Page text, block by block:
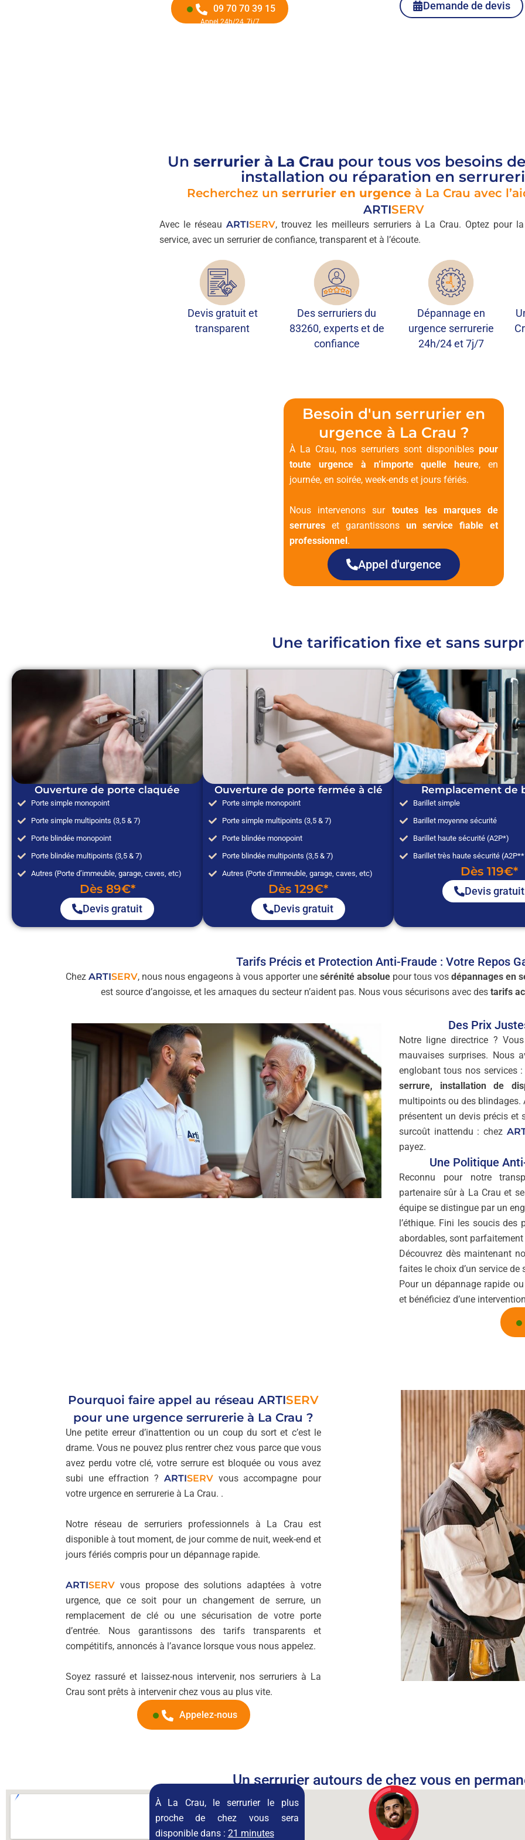
09 70 70 39 15
Appel 24h/24, 7j/7
Demande de devis
Un serrurier à La Crau pour tous vos besoins
installation ou réparation en
Recherchez un serrurier en urgence à La Crau avec
ARTISERV
Avec le réseau ARTISERV, trouvez les meilleurs serruriers à La Crau. Optez pour
service, avec un serrurier de confiance, transparent et à l’écoute.
Devis gratuit et
transparent
Des serruriers du
83260, experts et de
confiance
Dépannage en
urgence serrurerie
24h/24 et 7j/7
Besoin d'un serrurier en
urgence à La Crau ?
À La Crau, nos serruriers sont disponiblespour
toute urgence
à n’importe quelle heure, en
journée, en soirée, week-ends et jours fériés.
Nous intervenons sur toutes les marques de
serrureset garantissons un service fiable et
professionnel.
Appel d'urgence
Une tarification fixe et sans
Ouverture de porte claquée
Porte simple monopoint
Porte simple multipoints (3,5 & 7)
Porte blindée monopoint
Porte blindée multipoints (3,5 & 7)
Autres (Porte d’immeuble, garage, caves, etc)
Dès 89€*
Devis gratuit
Ouverture de porte fermée à clé
Porte simple monopoint
Porte simple multipoints (3,5 & 7)
Porte blindée monopoint
Porte blindée multipoints (3,5 & 7)
Autres (Porte d’immeuble, garage, caves, etc)
Dès 129€*
Devis gratuit
Remplacement de
Barillet simple
Barillet moyenne sécurité
Barillet haute sécurité (A2P*)
Barillet très haute sécurité
Dès 119€*
Devis gratuit
Tarifs Précis et Protection Anti-Fraude : Votre Repos
Chez ARTISERV, nous nous engageons à vous apporter une sérénité absoluepour tous vos dépannages en
est source d’angoisse, et les arnaques du secteur n’aident pas. Nous vous sécurisons avec des tarifs
Des Prix
Notre ligne directrice ?
mauvaises surprises. Nous
englobant tous nos services
serrure, installation de
multipoints ou des blindages.
présentent un devis précis et
surcoût inattendu : chez
payez.
Une Politique
Reconnu pour notre
partenaire sûr à La Crau et
équipe se distingue par un
l’éthique. Fini les soucis
abordables, sont
Découvrez dès maintenant
faites le choix d’un service de
Pour un dépannage rapide
et bénéficiez d’une
Pourquoi faire appel au réseau ARTISERV
pour une urgence serrurerie à La Crau ?
Une petite erreur d’inattention ou un coup du sort et c’est le
drame. Vous ne pouvez plus rentrer chez vous parce que vous
avez perdu votre clé, votre serrure est bloquée ou vous avez
subi une effraction ? ARTISERVvous accompagne pour
votre urgence en serrurerie à La Crau. .
Notre réseau de serruriers professionnels à La Crau est
disponible à tout moment, de jour comme de nuit, week-end et
jours fériés compris pour un dépannage rapide.
ARTISERV vous propose des solutions adaptées à votre
urgence, que ce soit pour un changement de serrure, un
remplacement de clé ou une sécurisation de votre porte
d’entrée. Nous garantissons des tarifs transparents et
compétitifs, annoncés à l’avance lorsque vous nous appelez.
Soyez rassuré et laissez-nous intervenir, nos serruriers à La
Crau sont prêts à intervenir chez vous au plus vite.
Appelez-nous
Un serrurier autours de chez vous en
À La Crau, le serrurier le plus
proche de chez vous sera
disponible dans : 21 minutes